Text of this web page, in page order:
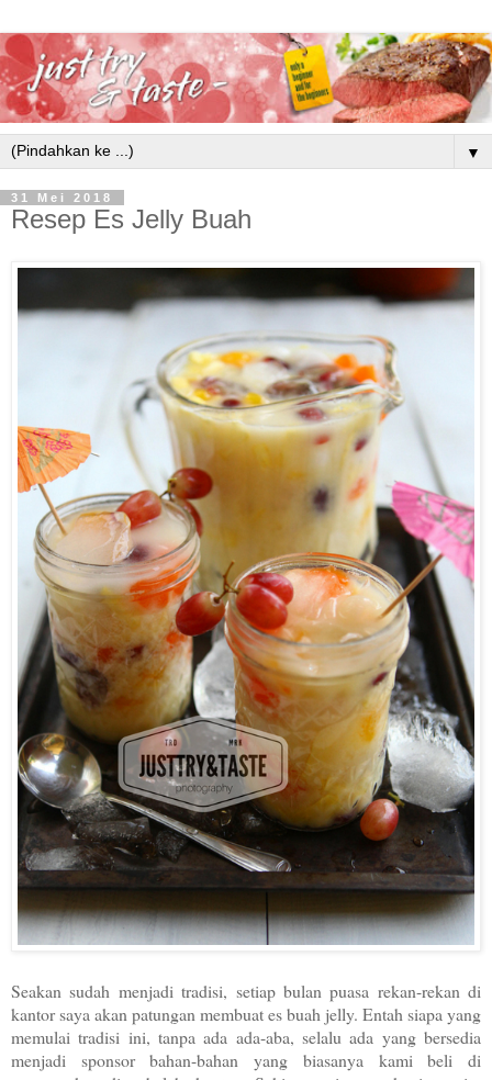
▼
31 Mei 2018
Resep Es Jelly Buah
Seakan sudah menjadi tradisi, setiap bulan puasa rekan-rekan di
kantor saya akan patungan membuat es buah jelly. Entah siapa yang
memulai tradisi ini, tanpa ada ada-aba, selalu ada yang bersedia
menjadi sponsor bahan-bahan yang biasanya kami beli di